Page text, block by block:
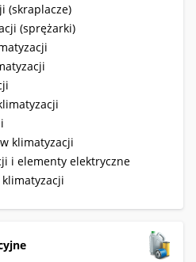
(skraplacze)
(sprężarki)
klimatyzacji
i elementy elektryczne